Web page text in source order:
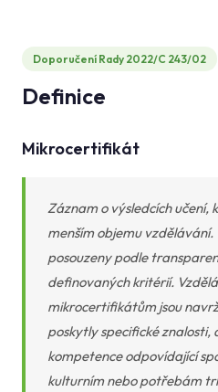
Doporučení Rady 2022/C 243/02
Definice
Mikrocertifikát
Záznam o výsledcích učení,
menším objemu
posouzeny podle
definovaných kritérií.
mikrocertifikátům jsou
poskytly specifické znalosti,
kompetence odpovídající
kulturním nebo potřebám